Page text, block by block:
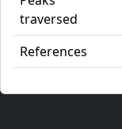
traversed
References